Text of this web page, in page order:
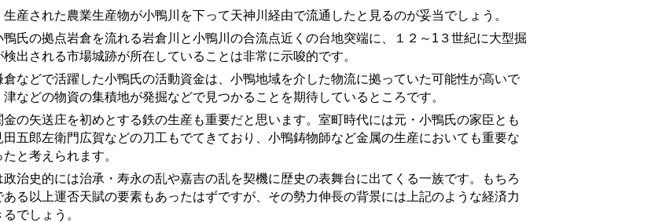
産された農業生産物が小鴨川を下って天神川経由で流通したと見るのが妥当でしょう。
氏の拠点岩倉を流れる岩倉川と小鴨川の合流点近くの台地突端に、１２～1３世紀に大型掘
検出される市場城跡が所在していることは非常に示唆的です。
などで活躍した小鴨氏の活動資金は、小鴨地域を介した物流に拠っていた可能性が高いで
などの物資の集積地が発掘などで見つかることを期待しているところです。
の矢送庄を初めとする鉄の生産も重要だと思います。室町時代には元・小鴨氏の家臣とも
田五郎左衛門広賀などの刀工もでてきており、小鴨鋳物師など金属の生産においても重要な
と考えられます。
治史的には治承・寿永の乱や嘉吉の乱を契機に歴史の表舞台に出てくる一族です。もちろ
ある以上運否天賦の要素もあったはずですが、その勢力伸長の背景には上記のような経済力
でしょう。